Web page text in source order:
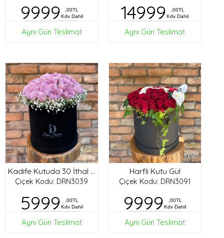
9999
,00TL
Kdv Dahil
Aynı Gün Teslimat
14999
,00TL
Kdv Dahil
Aynı Gün Teslimat
Kadife Kutuda 30 İthal Gül
Çiçek Kodu: DRN3039
5999
,00TL
Kdv Dahil
Aynı Gün Teslimat
Harfli Kutu Gül
Çiçek Kodu: DRN3091
9999
,00TL
Kdv Dahil
Aynı Gün Teslimat